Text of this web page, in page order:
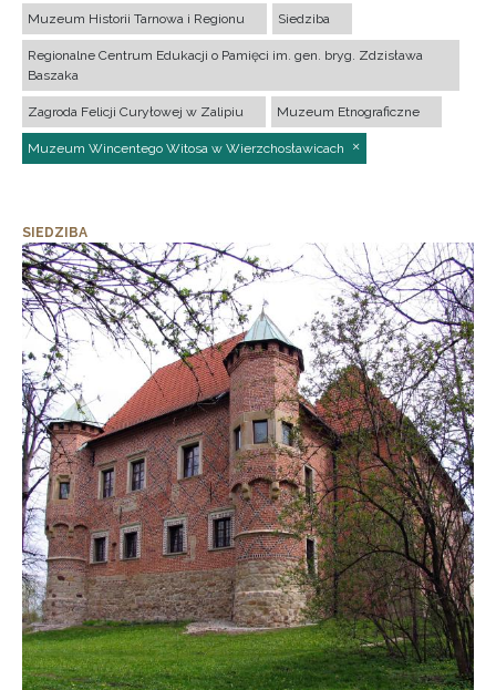
Muzeum Historii Tarnowa i Regionu Siedziba
Regionalne Centrum Edukacji o Pamięci im. gen. bryg. Zdzisława
Baszaka
Zagroda Felicji Curyłowej w Zalipiu Muzeum Etnograficzne
Muzeum Wincentego Witosa w Wierzchosławicach
SIEDZIBA